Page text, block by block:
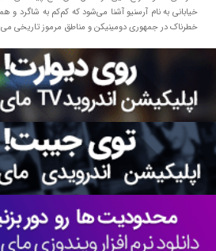
خیابانی به نام آرسنیو آشنا می‌شود که کم‌کم به شاگرد و
خطرناک در جمهوری دومینیکن و مناطق مرموز تاریخی